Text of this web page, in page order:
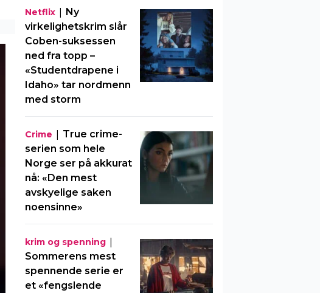
Netflix| Ny
virkelighetskrim slår
Coben-suksessen
ned fra topp –
«Studentdrapene i
Idaho» tar nordmenn
med storm
Crime | True crime-
serien som hele
Norge ser på akkurat
nå: «Den mest
avskyelige saken
noensinne»
krim og spenning|
Sommerens mest
spennende serie er
et «fengslende